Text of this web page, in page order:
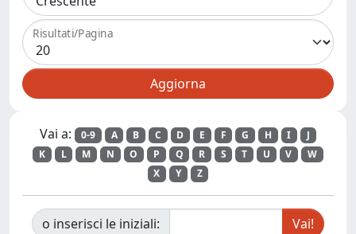
Risultati/Pagina
Vai a: 0-9 A B C D E F G H I
J
K
L M N O P Q R S T U V
W
X
Y Z
o inserisci le iniziali: